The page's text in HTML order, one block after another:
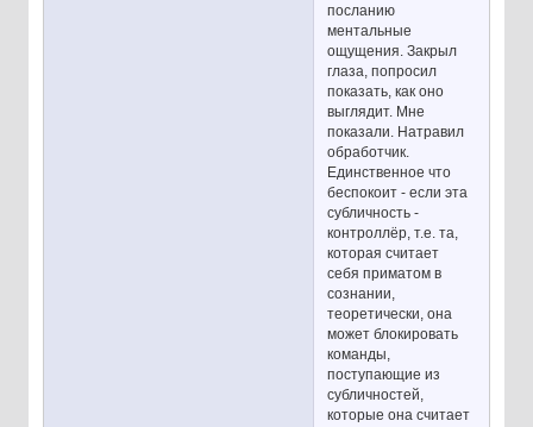
посланию
ментальные
ощущения. Закрыл
глаза, попросил
показать, как оно
выглядит. Мне
показали. Натравил
обработчик.
Единственное что
беспокоит - если эта
субличность -
контроллёр, т.е. та,
которая считает
себя приматом в
сознании,
теоретически, она
может блокировать
команды,
поступающие из
субличностей,
которые она считает